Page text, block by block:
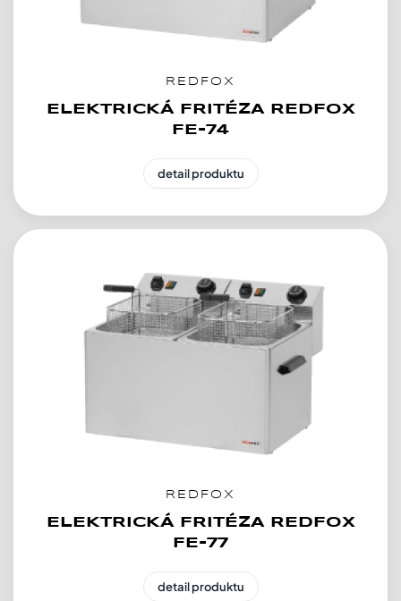
REDFOX
ELEKTRICKÁ FRITÉZA REDFOX
FE-74
detail produktu
REDFOX
ELEKTRICKÁ FRITÉZA REDFOX
FE-77
detail produktu